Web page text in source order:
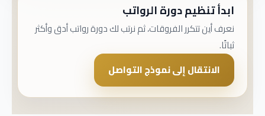
ابدأ تنظيم دورة الرواتب
نعرف أين تتكرر الفروقات، ثم نرتب لك دورة رواتب أدق وأكثر
ثباتًا.
الانتقال إلى نموذج التواصل